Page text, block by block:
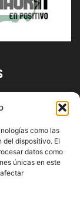
como las
dispositivo. El
datos como
únicas en este
Propiedad de
| Noticias de